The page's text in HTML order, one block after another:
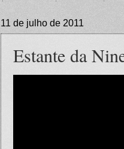
11 de julho de 2011
Estante da